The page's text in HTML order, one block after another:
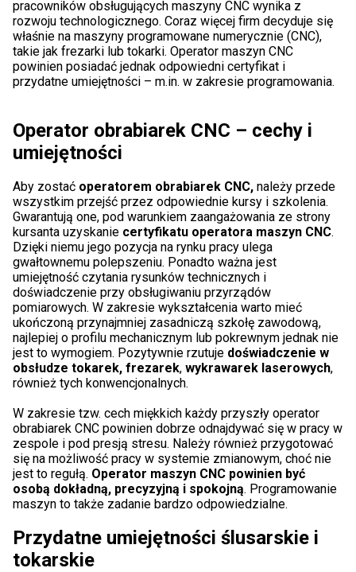
pracowników obsługujących maszyny CNC wynika z
rozwoju technologicznego. Coraz więcej firm decyduje się
właśnie na maszyny programowane numerycznie (CNC),
takie jak frezarki lub tokarki. Operator maszyn CNC
powinien posiadać jednak odpowiedni certyfikat i
przydatne umiejętności – m.in. w zakresie programowania.
Operator obrabiarek CNC – cechy i
umiejętności
Aby zostać operatorem obrabiarek CNC, należy przede
wszystkim przejść przez odpowiednie kursy i szkolenia.
Gwarantują one, pod warunkiem zaangażowania ze strony
kursanta uzyskanie certyfikatu operatora maszyn CNC.
Dzięki niemu jego pozycja na rynku pracy ulega
gwałtownemu polepszeniu. Ponadto ważna jest
umiejętność czytania rysunków technicznych i
doświadczenie przy obsługiwaniu przyrządów
pomiarowych. W zakresie wykształcenia warto mieć
ukończoną przynajmniej zasadniczą szkołę zawodową,
najlepiej o profilu mechanicznym lub pokrewnym jednak nie
jest to wymogiem. Pozytywnie rzutuje doświadczenie w
obsłudze tokarek, frezarek, wykrawarek laserowych,
również tych konwencjonalnych.
W zakresie tzw. cech miękkich każdy przyszły operator
obrabiarek CNC powinien dobrze odnajdywać się w pracy w
zespole i pod presją stresu. Należy również przygotować
się na możliwość pracy w systemie zmianowym, choć nie
jest to regułą. Operator maszyn CNC powinien być
osobą dokładną, precyzyjną i spokojną. Programowanie
maszyn to także zadanie bardzo odpowiedzialne.
Przydatne umiejętności ślusarskie i
tokarskie